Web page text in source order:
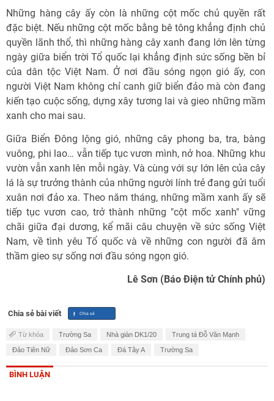
Những hàng cây ấy còn là những cột mốc chủ quyền rất
đặc biệt. Nếu những cột mốc bằng bê tông khẳng định chủ
quyền lãnh thổ, thì những hàng cây xanh đang lớn lên từng
ngày giữa biển trời Tổ quốc lại khẳng định sức sống bền bỉ
của dân tộc Việt Nam. Ở nơi đầu sóng ngọn gió ấy, con
người Việt Nam không chỉ canh giữ biển đảo mà còn đang
kiến tạo cuộc sống, dựng xây tương lai và gieo những mầm
xanh cho mai sau.
Giữa Biển Đông lộng gió, những cây phong ba, tra, bàng
vuông, phi lao… vẫn tiếp tục vươn mình, nở hoa. Những khu
vườn vẫn xanh lên mỗi ngày. Và cùng với sự lớn lên của cây
lá là sự trưởng thành của những người lính trẻ đang gửi tuổi
xuân nơi đảo xa. Theo năm tháng, những mầm xanh ấy sẽ
tiếp tục vươn cao, trở thành những "cột mốc xanh" vững
chãi giữa đại dương, kể mãi câu chuyện về sức sống Việt
Nam, về tình yêu Tổ quốc và về những con người đã âm
thầm gieo sự sống nơi đầu sóng ngọn gió.
Lê Sơn (Báo Điện tử Chính phủ)
Chia sẻ bài viết
Từ khóa Trường Sa Nhà giàn DK1/20 Trung tá Đỗ Văn Mạnh
Đảo Tiên Nữ Đảo Sơn Ca Đá Tây A Trường Sa
BÌNH LUẬN